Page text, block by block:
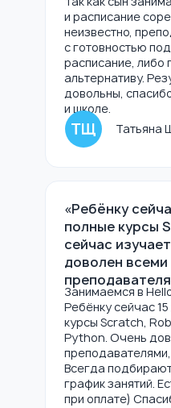
и расписание
неизвестно,
с готовностью
расписание, либо
альтернативу.
довольны,
и школе.
Татьяна
«Ребёнку
полные курсы
сейчас
доволен всеми
Занимаемся в
Ребёнку сейчас
курсы Sсratch,
Python. Очень
Всегда
график занятий.
при оплате)